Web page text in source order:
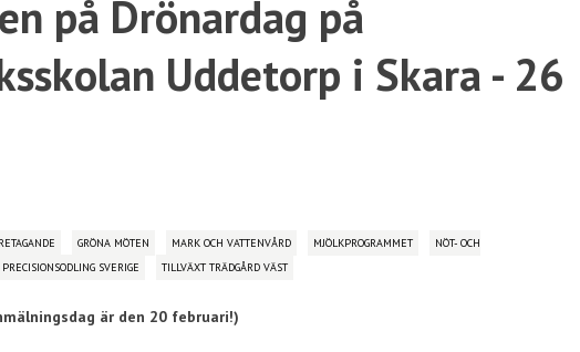
på Drönardag på
Uddetorp i Skara - 26
GRÖNA MÖTEN MARK OCH VATTENVÅRD MJÖLKPROGRAMMET
NÖT- OCH
PRECISIONSODLING SVERIGE TILLVÄXT TRÄDGÅRD VÄST
är den 20 februari!)